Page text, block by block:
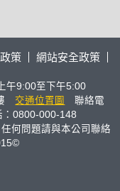
策
網站安全政策
午9:00至下午5:00
交通位置圖
聯絡電
0800-000-148
何問題請與本公司聯絡